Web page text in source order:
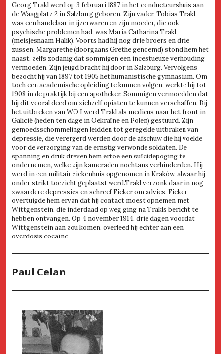
Georg Trakl werd op 3 februari 1887 in het conducteurshuis aan
de Waagplatz 2 in Salzburg geboren. Zijn vader, Tobias Trakl,
was een handelaar in ijzerwaren en zijn moeder, die ook
psychische problemen had, was Maria Catharina Trakl,
(meisjesnaam Halik). Voorts had hij nog drie broers en drie
zussen. Margarethe (doorgaans Grethe genoemd) stond hem het
naast, zelfs zodanig dat sommigen een incestueuze verhouding
vermoeden. Zijn jeugd bracht hij door in Salzburg. Vervolgens
bezocht hij van 1897 tot 1905 het humanistische gymnasium. Om
toch een academische opleiding te kunnen volgen, werkte hij tot
1908 in de praktijk bij een apotheker. Sommigen vermoedden dat
hij dit vooral deed om zichzelf opiaten te kunnen verschaffen. Bij
het uitbreken van WO I werd Trakl als medicus naar het front in
Galicië (heden ten dage in Oekraïne en Polen) gestuurd. Zijn
gemoedsschommelingen leidden tot geregelde uitbraken van
depressie, die verergerd werden door de afschuw die hij voelde
voor de verzorging van de ernstig verwonde soldaten. De
spanning en druk dreven hem ertoe een suïcidepoging te
ondernemen, welke zijn kameraden nochtans verhinderden. Hij
werd in een militair ziekenhuis opgenomen in Kraków, alwaar hij
onder strikt toezicht geplaatst werd.Trakl verzonk daar in nog
zwaardere depressies en schreef Ficker om advies. Ficker
overtuigde hem ervan dat hij contact moest opnemen met
Wittgenstein, die inderdaad op weg ging na Trakls bericht te
hebben ontvangen. Op 4 november 1914, drie dagen voordat
Wittgenstein aan zou komen, overleed hij echter aan een
overdosis cocaïne
Paul Celan